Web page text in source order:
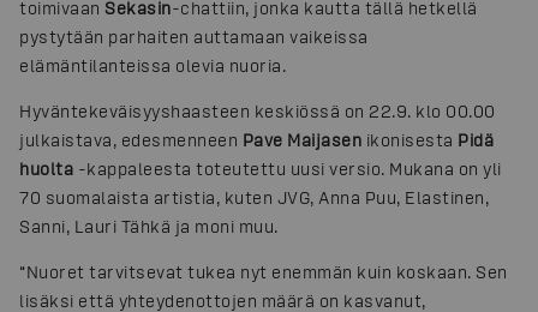
toimivaan Sekasin-chattiin, jonka kautta tällä hetkellä
pystytään parhaiten auttamaan vaikeissa
elämäntilanteissa olevia nuoria.
Hyväntekeväisyyshaasteen keskiössä on 22.9. klo 00.00
julkaistava, edesmenneen Pave Maijasen ikonisesta Pidä
huolta -kappaleesta toteutettu uusi versio. Mukana on yli
70 suomalaista artistia, kuten JVG, Anna Puu, Elastinen,
Sanni, Lauri Tähkä ja moni muu.
“Nuoret tarvitsevat tukea nyt enemmän kuin koskaan. Sen
lisäksi että yhteydenottojen määrä on kasvanut,